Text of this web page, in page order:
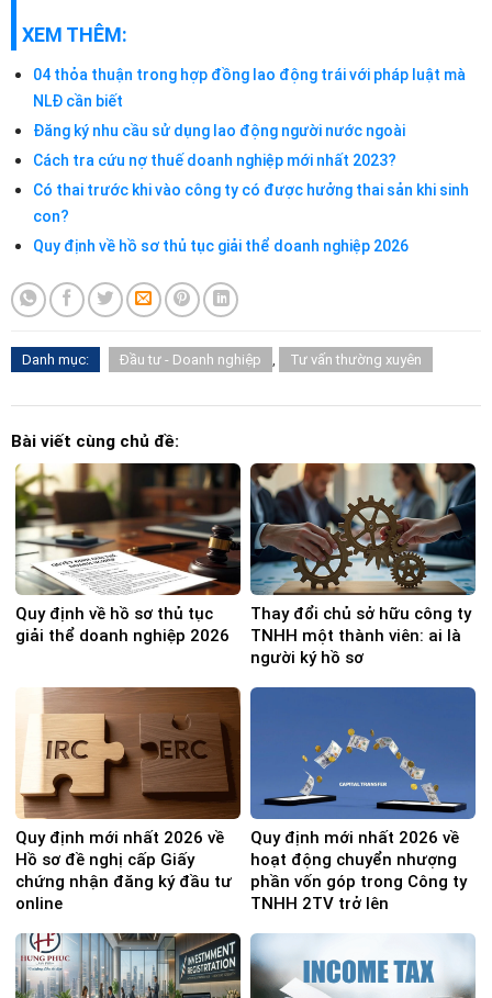
XEM THÊM:
04 thỏa thuận trong hợp đồng lao động trái với pháp luật mà
NLĐ cần biết
Đăng ký nhu cầu sử dụng lao động người nước ngoài
Cách tra cứu nợ thuế doanh nghiệp mới nhất 2023?
Có thai trước khi vào công ty có được hưởng thai sản khi sinh
con?
Quy định về hồ sơ thủ tục giải thể doanh nghiệp 2026
Danh mục: Đầu tư - Doanh nghiệp , Tư vấn thường xuyên
Bài viết cùng chủ đề:
Quy định về hồ sơ thủ tục
giải thể doanh nghiệp 2026
Thay đổi chủ sở hữu công ty
TNHH một thành viên: ai là
người ký hồ sơ
Quy định mới nhất 2026 về
Hồ sơ đề nghị cấp Giấy
chứng nhận đăng ký đầu tư
online
Quy định mới nhất 2026 về
hoạt động chuyển nhượng
phần vốn góp trong Công ty
TNHH 2TV trở lên